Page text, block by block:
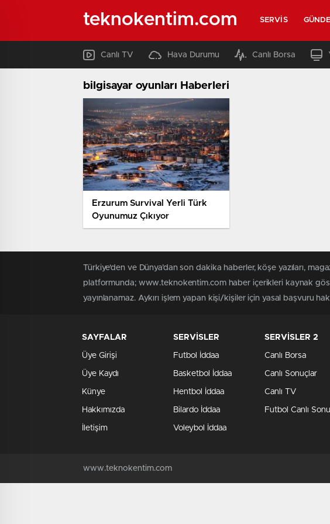
teknokentim.com SERVIS
Canlı TV Hava Durumu Canlı Borsa
bilgisayar oyunları Haberleri
Erzurum Survival Yerli Türk
Oyunumuz Çıkıyor
Türkiye'den ve Dünya’dan son dakika haberler, köşe yazıları,
platformunda; www.teknokentim.com haber içerikleri kaynak
yayınlanamaz. Aykırı işlem yapan kişi/kişiler için yasal başvuru
SAYFALAR
Üye Girişi
Üye Kaydı
Künye
Hakkımızda
İletişim
SERVİSLER
Futbol İddaa
Basketbol İddaa
Hentbol İddaa
Bilardo İddaa
Voleybol İddaa
SERVİSLER 2
Canlı Borsa
Canlı Sonuçlar
Canlı TV
Futbol Canlı
www.teknokentim.com